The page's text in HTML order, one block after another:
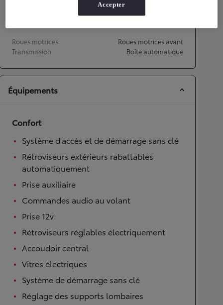
Roues motrices
Roues motrices avant
Transmission
Boîte automatique
Équipements
Confort
Système d'accès et de démarrage sans clé
Rétroviseurs extérieurs rabattables
automatiquement
Prise auxiliaire
Commandes audio au volant
Prise 12v
Rétroviseurs réglables électriquement
Accoudoir central
Vitres électriques
Système de démarrage sans clé
Réglage des supports lombaires
Accepter